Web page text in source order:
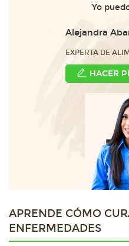
Yo
Alejandra
EXPERTA DE
HACER
APRENDE CÓMO
ENFERMEDADES